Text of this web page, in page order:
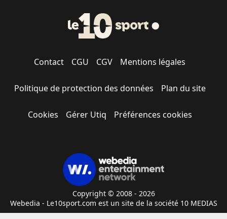
Contact CGU CGV Mentions légales
Politique de protection des données Plan du site
Cookies Gérer Utiq Préférences cookies
Copyright © 2008 - 2026
Webedia - Le10sport.com est un site de la société 10 MEDIAS